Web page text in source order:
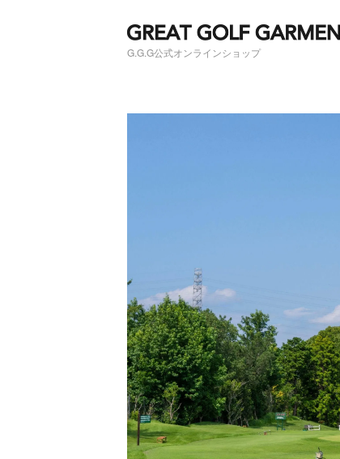
G.G.G公式オンラインショップ